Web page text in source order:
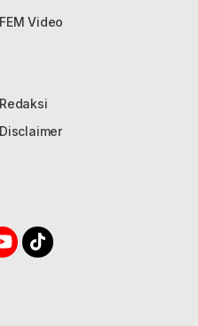
FEM Video
Redaksi
Disclaimer